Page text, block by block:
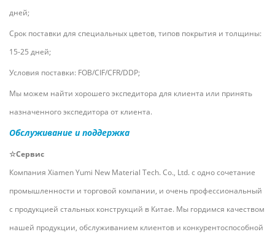
дней;
Срок поставки для специальных цветов, типов покрытия и толщины:
15-25 дней;
Условия поставки: FOB/CIF/CFR/DDP;
Мы можем найти хорошего экспедитора для клиента или принять
назначенного экспедитора от клиента.
Обслуживание и поддержка
☆Сервис
Компания Xiamen Yumi New Material Tech. Co., Ltd. с одно сочетание
промышленности и торговой компании, и очень профессиональный
с продукцией стальных конструкций в Китае. Мы гордимся качеством
нашей продукции, обслуживанием клиентов и конкурентоспособной